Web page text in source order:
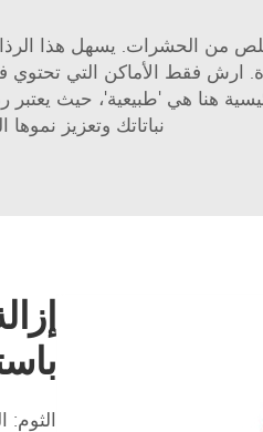
من الحشرات. يسهل هذا
ارش فقط الأماكن التي
نباتاتك وتعزيز نموها